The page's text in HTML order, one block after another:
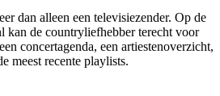
dan alleen een televisiezender. Op de
kan de countryliefhebber terecht voor
concertagenda, een artiestenoverzicht,
meest recente playlists.